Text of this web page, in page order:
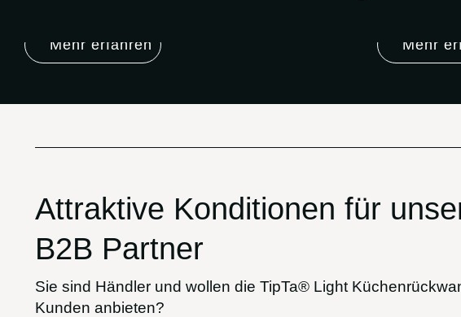
Mehr erfahren Mehr
Attraktive Konditionen für
B2B Partner
Sie sind Händler und wollen die TipTa® Light
Kunden anbieten?